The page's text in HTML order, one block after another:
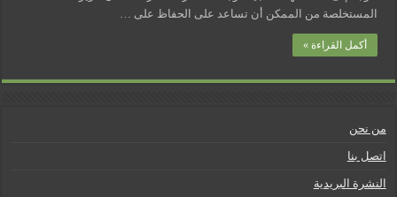
المستخلصة من الممكن أن تساعد على الحفاظ على …
أكمل القراءة »
من نحن
اتصل بنا
النشرة البريدية